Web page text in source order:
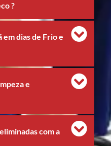
?
em dias de Frio e
e
com a